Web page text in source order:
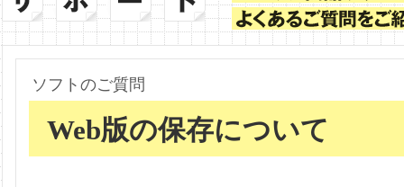
ソフトのご質問
Web版の保存について